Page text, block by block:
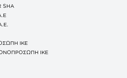
SHA
ΙΚΕ
ΙΚΕ